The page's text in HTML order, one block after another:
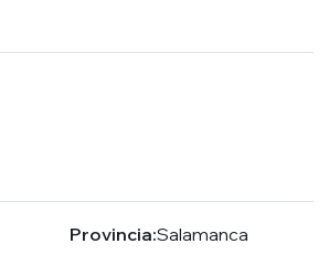
Provincia:Salamanca